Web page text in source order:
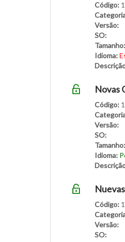
Código:
Versão:
SO:
Tamanho:
Idioma:
Novas
Código:
Versão:
SO:
Tamanho:
Idioma:
Código:
Versão:
SO: